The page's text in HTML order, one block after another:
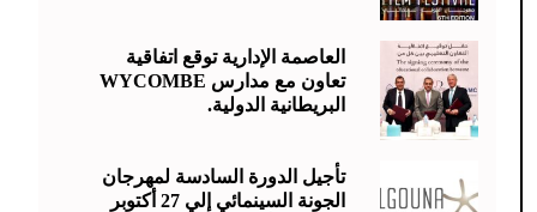
العاصمة الإدارية توقع اتفاقية
تعاون مع مدارس WYCOMBE
البريطانية الدولية.
تأجيل الدورة السادسة لمهرجان
الجونة السينمائي إلي 27 أكتوبر